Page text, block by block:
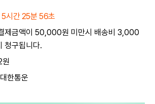
시간 25분 56초
제금액이 50,000원 미만시 배송비 3,000
청구됩니다.
한통운